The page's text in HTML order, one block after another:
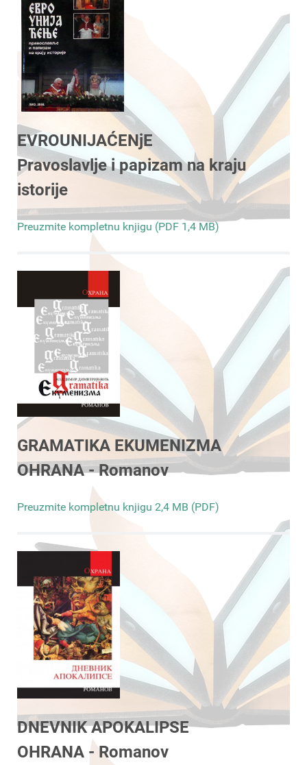
EVROUNIJAĆENjE
Pravoslavlje i papizam na kraju
istorije
Preuzmite kompletnu knjigu (PDF 1,4 MB)
GRAMATIKA EKUMENIZMA
OHRANA - Romanov
Preuzmite kompletnu knjigu 2,4 MB (PDF)
DNEVNIK APOKALIPSE
OHRANA - Romanov